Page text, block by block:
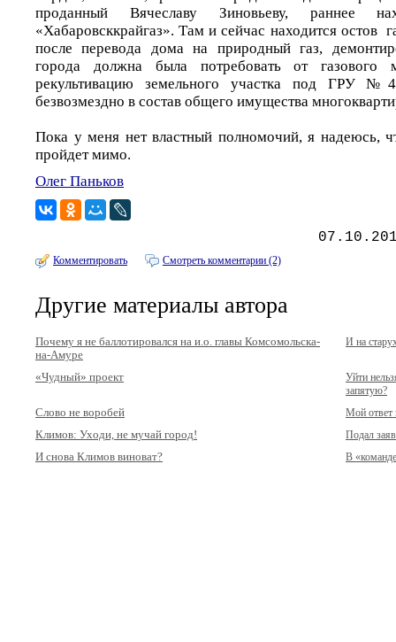
проданный Вячеславу Зиновьеву, раннее
«Хабаровсккрайгаз». Там и сейчас находится остов
после перевода дома на природный газ,
города должна была потребовать от газового
рекультивацию земельного участка под ГРУ
безвозмездно в состав общего имущества
Пока у меня нет властный полномочий, я надеюсь,
пройдет мимо.
Олег Паньков
Комментировать Смотреть комментарии (2)
Другие материалы автора
Почему я не баллотировался на и.о. главы Комсомольска-
на-Амуре
И на
«Чудный» проект
Уйти
запятую?
Слово не воробей
Мой ответ
Климов: Уходи, не мучай город!
Подал
И снова Климов виноват?
В